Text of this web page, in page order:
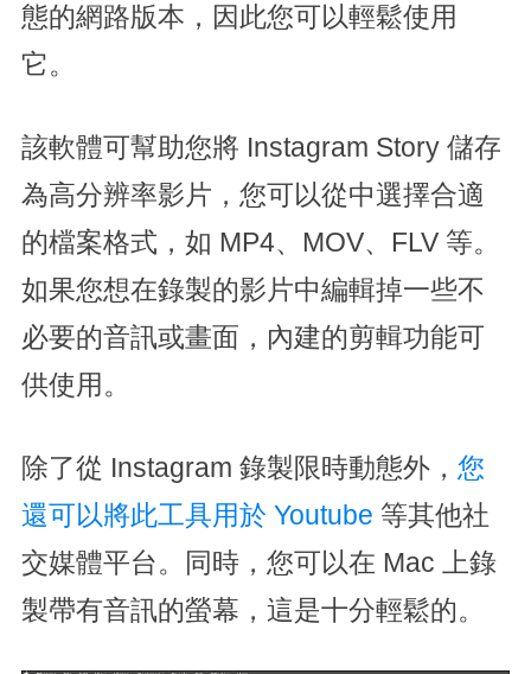
態的網路版本，因此您可以輕鬆使用
它。
該軟體可幫助您將 Instagram Story 儲存
為高分辨率影片，您可以從中選擇合適
的檔案格式，如 MP4、MOV、FLV 等。
如果您想在錄製的影片中編輯掉一些不
必要的音訊或畫面，內建的剪輯功能可
供使用。
除了從 Instagram 錄製限時動態外， 您
還可以將此工具用於 Youtube 等其他社
交媒體平台。同時，您可以在 Mac 上錄
製帶有音訊的螢幕，這是十分輕鬆的。